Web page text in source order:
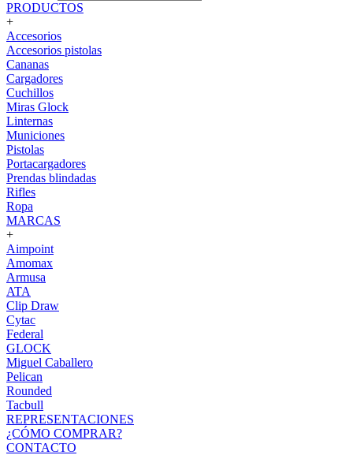
PRODUCTOS
+
Accesorios
Accesorios pistolas
Cananas
Cargadores
Cuchillos
Miras Glock
Linternas
Municiones
Pistolas
Portacargadores
Prendas blindadas
Rifles
Ropa
MARCAS
+
Aimpoint
Amomax
Armusa
ATA
Clip Draw
Cytac
Federal
GLOCK
Miguel Caballero
Pelican
Rounded
Tacbull
REPRESENTACIONES
¿CÓMO COMPRAR?
CONTACTO